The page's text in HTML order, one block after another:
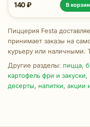
140 ₽ В
Пиццерия Festa
принимает заказы на
курьеру или наличными.
Другие разделы: пицца,
картофель фри и закуски,
десерты, напитки, акции